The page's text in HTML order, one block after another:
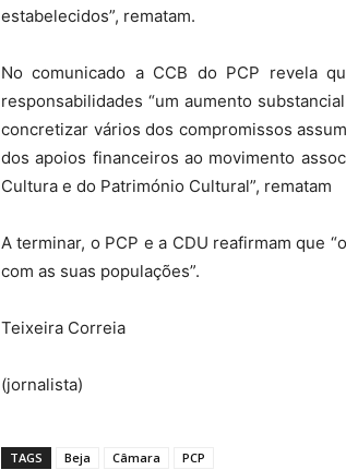
estabelecidos”, rematam.
No comunicado a CCB do PCP revela
responsabilidades “um aumento
concretizar vários dos compromissos
dos apoios financeiros ao movimento
Cultura e do Património Cultural”, rematam
A terminar, o PCP e a CDU reafirmam que
com as suas populações”.
Teixeira Correia
(jornalista)
TAGS Beja Câmara PCP